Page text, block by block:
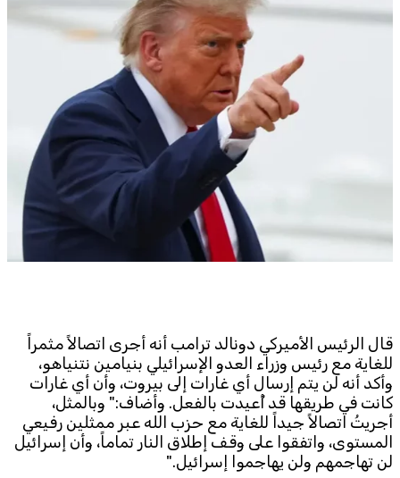
Services
Writers
Legal
Privacy Policy
Terms Of Use
Cookies Policy
Subscribe to the newsletter
قال الرئيس الأميركي دونالد ترامب أنه أجرى اتصالاً مثمراً
للغاية مع رئيس وزراء العدو الإسرائيلي بنيامين نتنياهو،
وأكد أنه لن يتم إرسال أي غارات إلى بيروت، وأن أي غارات
كانت في طريقها قد أُعيدت بالفعل. وأضاف:" وبالمثل،
أجريتُ اتصالاً جيداً للغاية مع حزب الله عبر ممثلين رفيعي
المستوى، واتفقوا على وقف إطلاق النار تماماً، وأن إسرائيل
لن تهاجمهم ولن يهاجموا إسرائيل."